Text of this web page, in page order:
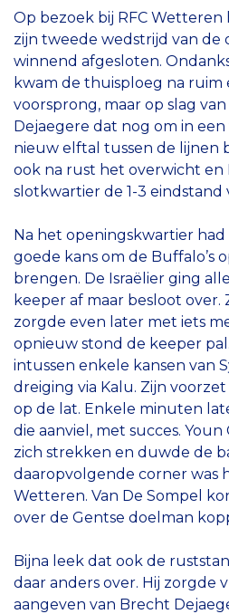
Op bezoek bij RFC Wetteren
zijn tweede wedstrijd van de
winnend afgesloten.
kwam de thuisploeg na
voorsprong, maar op slag
Dejaegere dat nog om in
nieuw elftal tussen de lijnen
ook na rust het overwicht en
slotkwartier de 1-3 eindstand
Na het openingskwartier
goede kans om de Buffalo’s
brengen. De Israëlier ging
keeper af maar besloot over.
zorgde even later met iets
opnieuw stond de keeper
intussen enkele kansen van
dreiging via Kalu. Zijn
op de lat. Enkele minuten
die aanviel, met succes.
zich strekken en duwde de
daaropvolgende corner was
Wetteren. Van De Sompel
over de Gentse doelman
Bijna leek dat ook de
daar anders over. Hij zorgde
aangeven van Brecht